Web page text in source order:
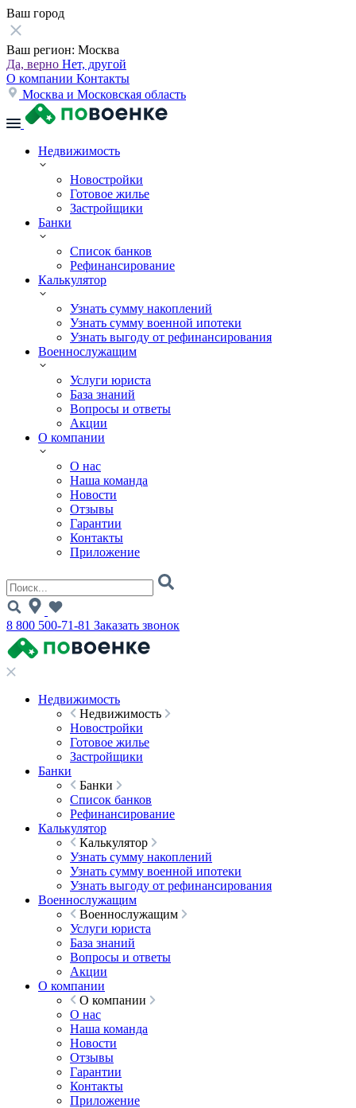
Ваш город
Ваш регион: Москва
Да, верно Нет, другой
О компании Контакты
Москва и Московская область
Недвижимость
Новостройки
Готовое жилье
Застройщики
Банки
Список банков
Рефинансирование
Калькулятор
Узнать сумму накоплений
Узнать сумму военной ипотеки
Узнать выгоду от рефинансирования
Военнослужащим
Услуги юриста
База знаний
Вопросы и ответы
Акции
О компании
О нас
Наша команда
Новости
Отзывы
Гарантии
Контакты
Приложение
8 800 500-71-81 Заказать звонок
Недвижимость
Недвижимость
Новостройки
Готовое жилье
Застройщики
Банки
Банки
Список банков
Рефинансирование
Калькулятор
Калькулятор
Узнать сумму накоплений
Узнать сумму военной ипотеки
Узнать выгоду от рефинансирования
Военнослужащим
Военнослужащим
Услуги юриста
База знаний
Вопросы и ответы
Акции
О компании
О компании
О нас
Наша команда
Новости
Отзывы
Гарантии
Контакты
Приложение